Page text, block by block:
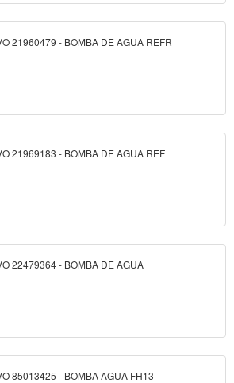
21960479 - BOMBA DE AGUA REFR
21969183 - BOMBA DE AGUA REF
22479364 - BOMBA DE AGUA
85013425 - BOMBA AGUA FH13